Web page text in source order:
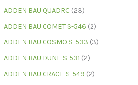
ADDEN BAU QUADRO 23
ADDEN BAU COMET S-546 2
ADDEN BAU COSMO S-533 3
ADDEN BAU DUNE S-531 2
ADDEN BAU GRACE S-549 2